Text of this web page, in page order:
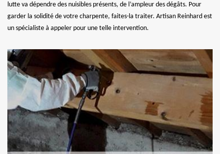
lutte va dépendre des nuisibles présents, de l’ampleur des dégâts. Pour
garder la solidité de votre charpente, faites-la traiter. Artisan Reinhard est
un spécialiste à appeler pour une telle intervention.